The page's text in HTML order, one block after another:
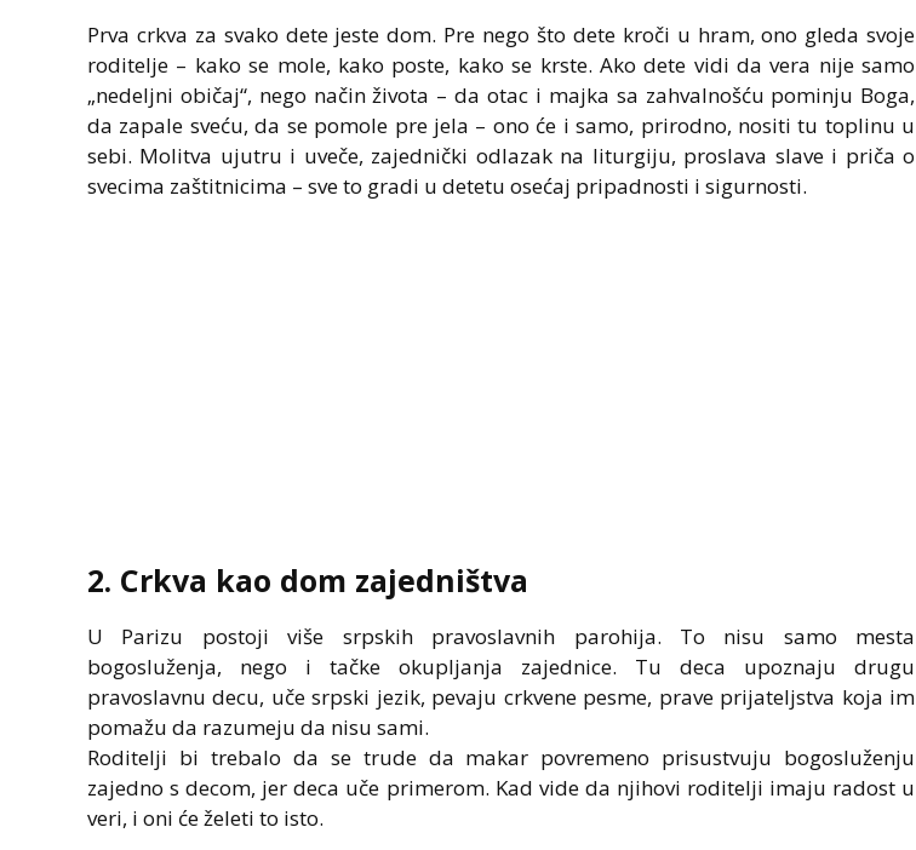
Prva crkva za svako dete jeste dom. Pre nego što dete kroči u hram, ono gleda svoje
roditelje – kako se mole, kako poste, kako se krste. Ako dete vidi da vera nije samo
„nedeljni običaj“, nego način života – da otac i majka sa zahvalnošću pominju Boga,
da zapale sveću, da se pomole pre jela – ono će i samo, prirodno, nositi tu toplinu u
sebi. Molitva ujutru i uveče, zajednički odlazak na liturgiju, proslava slave i priča o
svecima zaštitnicima – sve to gradi u detetu osećaj pripadnosti i sigurnosti.
2. Crkva kao dom zajedništva
U Parizu postoji više srpskih pravoslavnih parohija. To nisu samo mesta
bogosluženja, nego i tačke okupljanja zajednice. Tu deca upoznaju drugu
pravoslavnu decu, uče srpski jezik, pevaju crkvene pesme, prave prijateljstva koja im
pomažu da razumeju da nisu sami.
Roditelji bi trebalo da se trude da makar povremeno prisustvuju bogosluženju
zajedno s decom, jer deca uče primerom. Kad vide da njihovi roditelji imaju radost u
veri, i oni će želeti to isto.